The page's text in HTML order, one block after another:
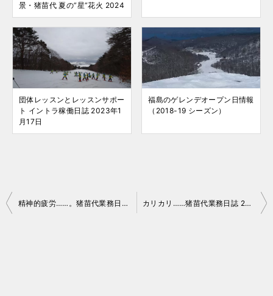
景・猪苗代 夏の”星”花火 2024
団体レッスンとレッスンサポー
ト イントラ稼働日誌 2023年1
月17日
福島のゲレンデオープン日情報
（2018-19 シーズン）
投
精神的疲労……。猪苗代業務日誌 20260117 カリカリ……猪苗代業務日誌 20260120